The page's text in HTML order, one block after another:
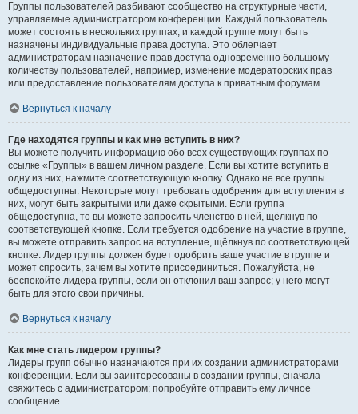
Группы пользователей разбивают сообщество на структурные части,
управляемые администратором конференции. Каждый пользователь
может состоять в нескольких группах, и каждой группе могут быть
назначены индивидуальные права доступа. Это облегчает
администраторам назначение прав доступа одновременно большому
количеству пользователей, например, изменение модераторских прав
или предоставление пользователям доступа к приватным форумам.
Вернуться к началу
Где находятся группы и как мне вступить в них?
Вы можете получить информацию обо всех существующих группах по
ссылке «Группы» в вашем личном разделе. Если вы хотите вступить в
одну из них, нажмите соответствующую кнопку. Однако не все группы
общедоступны. Некоторые могут требовать одобрения для вступления в
них, могут быть закрытыми или даже скрытыми. Если группа
общедоступна, то вы можете запросить членство в ней, щёлкнув по
соответствующей кнопке. Если требуется одобрение на участие в группе,
вы можете отправить запрос на вступление, щёлкнув по соответствующей
кнопке. Лидер группы должен будет одобрить ваше участие в группе и
может спросить, зачем вы хотите присоединиться. Пожалуйста, не
беспокойте лидера группы, если он отклонил ваш запрос; у него могут
быть для этого свои причины.
Вернуться к началу
Как мне стать лидером группы?
Лидеры групп обычно назначаются при их создании администраторами
конференции. Если вы заинтересованы в создании группы, сначала
свяжитесь с администратором; попробуйте отправить ему личное
сообщение.